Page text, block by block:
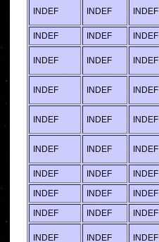
INDEF INDEF INDEF
INDEF INDEF INDEF
INDEF INDEF INDEF
INDEF INDEF INDEF
INDEF INDEF INDEF
INDEF INDEF INDEF
INDEF INDEF INDEF
INDEF
INDEF INDEF
INDEF
INDEF INDEF
INDEF INDEF INDEF